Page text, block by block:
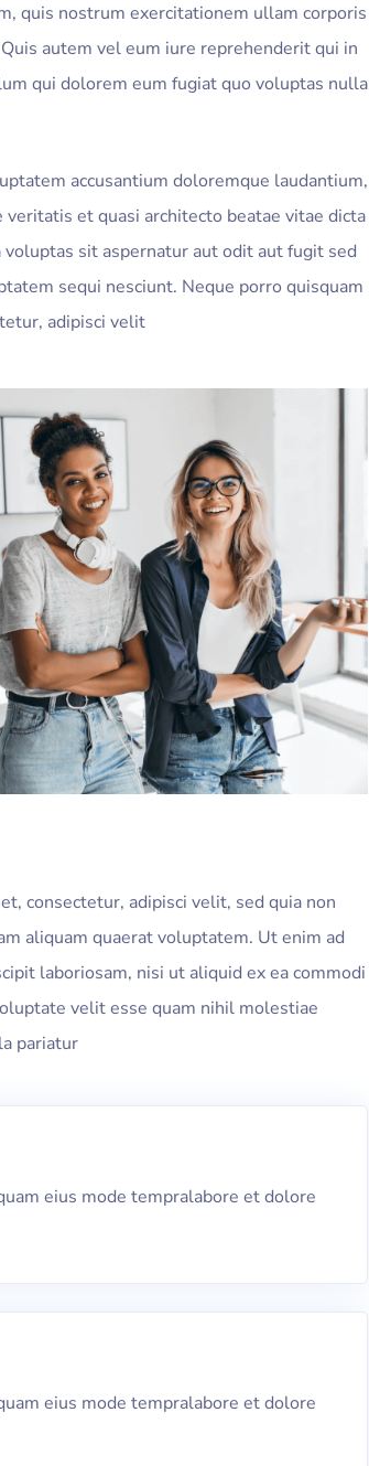
quis nostrum exercitationem ullam corporis
autem vel eum iure reprehenderit qui in
qui dolorem eum fugiat quo voluptas nulla
accusantium doloremque laudantium,
et quasi architecto beatae vitae dicta
sit aspernatur aut odit aut fugit sed
sequi nesciunt. Neque porro quisquam
adipisci velit
consectetur, adipisci velit, sed quia non
aliquam quaerat voluptatem. Ut enim ad
laboriosam, nisi ut aliquid ex ea commodi
velit esse quam nihil molestiae
pariatur
eius mode tempralabore et dolore
eius mode tempralabore et dolore